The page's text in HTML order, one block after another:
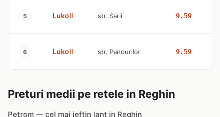
5 Lukoil str. Sării 9.59
6 Lukoil str. Pandurilor 9.59
Preturi medii pe retele in Reghin
Petrom — cel mai ieftin lant in Reghin